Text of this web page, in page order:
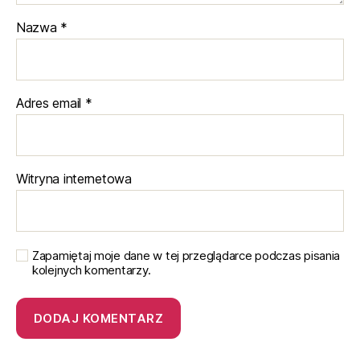
Nazwa *
Adres email *
Witryna internetowa
Zapamiętaj moje dane w tej przeglądarce podczas pisania
kolejnych komentarzy.